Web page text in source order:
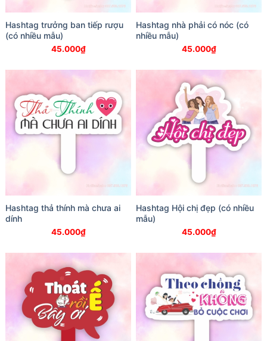
Hashtag trưởng ban tiếp rượu
(có nhiều mẫu)
45.000₫
Hashtag nhà phải có nóc (có
nhiều mẫu)
45.000₫
Hashtag thả thính mà chưa ai
dính
45.000₫
Hashtag Hội chị đẹp (có nhiều
mẫu)
45.000₫